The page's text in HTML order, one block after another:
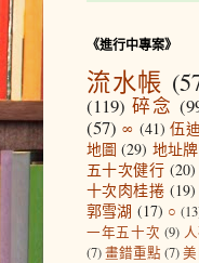
《進行中專案》
流水帳
(119) 碎念
(57) ∞ (41) 伍
地圖 (29) 地址牌
五十次健行 (20)
十次肉桂捲 (19)
郭雪湖 (17) ○
一年五十次 (9)
(7)畫錯重點 (7)